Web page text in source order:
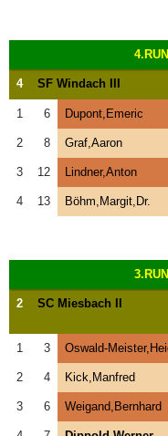
4 SF Windach III
1 6 Dupont,Emeric
2 8 Graf,Aaron
3 12 Lindner,Anton
4 13 Böhm,Margit,Dr.
2 SC Miesbach II
1 3 Oswald-
2 4 Kick,Manfred
3 6 Weigand,Bernhard